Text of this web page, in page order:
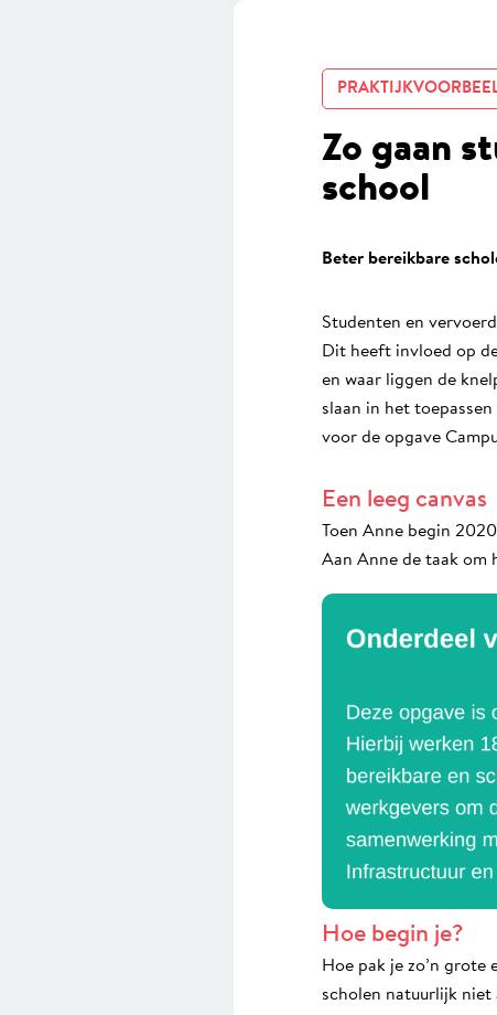
Zo gaan
school
Beter bereikbare
Studenten en
Dit heeft invloed op
en waar liggen de
slaan in het
voor de opgave
Een leeg canvas
Toen Anne begin
Aan Anne de taak om
Hoe begin je?
Hoe pak je zo’n grote
scholen natuurlijk niet